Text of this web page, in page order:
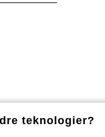
teknologier?